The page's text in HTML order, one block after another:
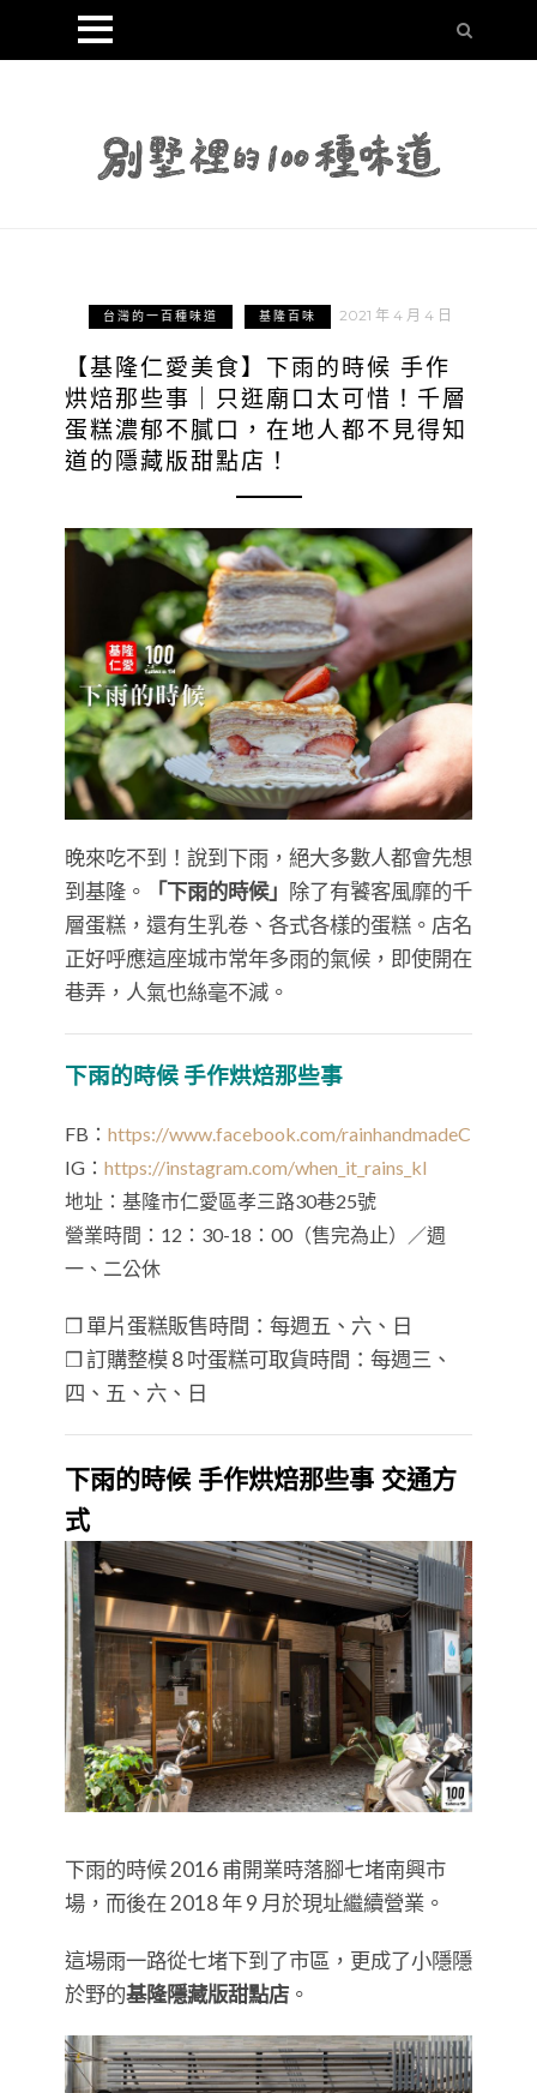
台灣的一百種味道 基隆百味 2021 年 4 月 4 日
【基隆仁愛美食】下雨的時候 手作
烘焙那些事｜只逛廟口太可惜！千層
蛋糕濃郁不膩口，在地人都不見得知
道的隱藏版甜點店！
晚來吃不到！說到下雨，絕大多數人都會先想
到基隆。
「下雨的時候」 除了有饕客風靡的千
層蛋糕，還有生乳卷、各式各樣的蛋糕。店名
正好呼應這座城市常年多雨的氣候，即使開在
巷弄，人氣也絲毫不減。
下雨的時候 手作烘焙那些事
FB： https://www.facebook.com/rainhandmadeC
IG： https://instagram.com/when_it_rains_kl
地址：基隆市仁愛區孝三路30巷25號
營業時間：12：30-18：00（售完為止）／週
一、二公休
❒ 單片蛋糕販售時間：每週五、六、日
❒ 訂購整模 8 吋蛋糕可取貨時間：每週三、
四、五、六、日
下雨的時候 手作烘焙那些事 交通方
式
下雨的時候 2016 甫開業時落腳七堵南興市
場，而後在 2018 年 9 月於現址繼續營業。
這場雨一路從七堵下到了市區，更成了小隱隱
於野的基隆隱藏版甜點店 。